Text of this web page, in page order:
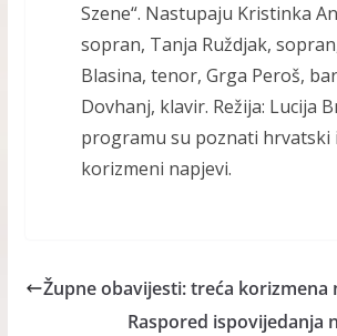
Szene“. Nastupaju Kristinka
sopran, Tanja Ruždjak,
Blasina, tenor, Grga Peroš,
Dovhanj, klavir. Režija: Lucija
programu su poznati hrvatski
korizmeni napjevi.
Župne obavijesti: treća korizmena
Raspored ispovijedanja